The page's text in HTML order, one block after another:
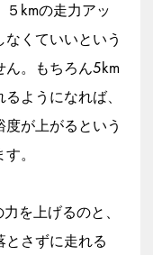
５kmの走力アッ
くていいという
ん。もちろん5km
ようになれば、
が上がるという
。
を上げるのと、
とさずに走れる